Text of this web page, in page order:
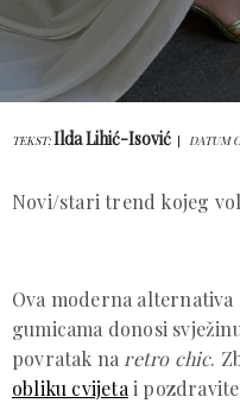
TEKST:Ilda Lihić-Isović DATUM
Novi/stari trend kojeg
Ova moderna
gumicama donosi
povratak na retro chic.
obliku cvijeta i